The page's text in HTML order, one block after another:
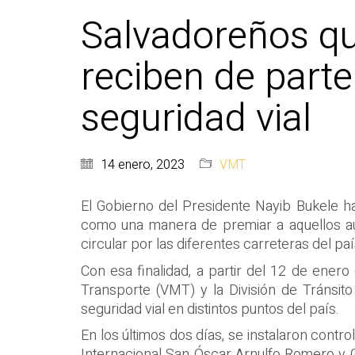
Salvadoreños
reciben de
seguridad vial
14 enero, 2023 VMT
El Gobierno del Presidente Nayib Bukele
como una manera de premiar a aquellos
circular por las diferentes carreteras del
Con esa finalidad, a partir del 12 de
Transporte (VMT) y la División de
seguridad vial en distintos puntos del país.
En los últimos dos días, se instalaron